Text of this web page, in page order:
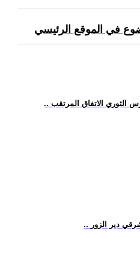
في الموقع الرئيسي
الثوري الاتفاق المرتقب